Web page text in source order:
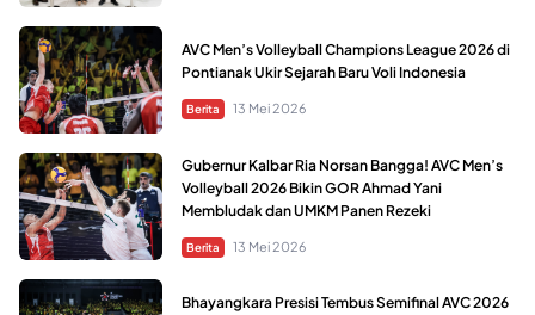
AVC Men’s Volleyball Champions League 2026 di
Pontianak Ukir Sejarah Baru Voli Indonesia
Berita 13 Mei 2026
Gubernur Kalbar Ria Norsan Bangga! AVC Men’s
Volleyball 2026 Bikin GOR Ahmad Yani
Membludak dan UMKM Panen Rezeki
Berita 13 Mei 2026
Bhayangkara Presisi Tembus Semifinal AVC 2026